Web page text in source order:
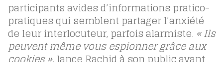
participants avides d’informations pratico-
pratiques qui semblent partager l’anxiété
de leur interlocuteur, parfois alarmiste. « Ils
peuvent même vous espionner grâce aux